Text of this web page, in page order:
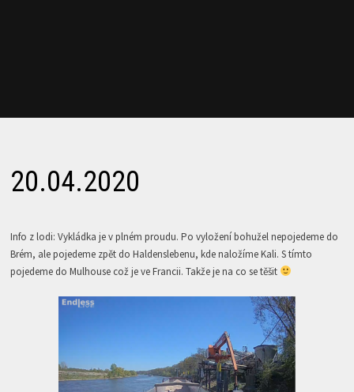
20.04.2020
Info z lodi: Vykládka je v plném proudu. Po vyložení bohužel nepojedeme do
Brém, ale pojedeme zpět do Haldenslebenu, kde naložíme Kali. S tímto
pojedeme do Mulhouse což je ve Francii. Takže je na co se těšit